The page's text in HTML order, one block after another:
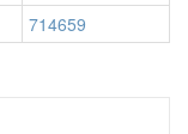
714659